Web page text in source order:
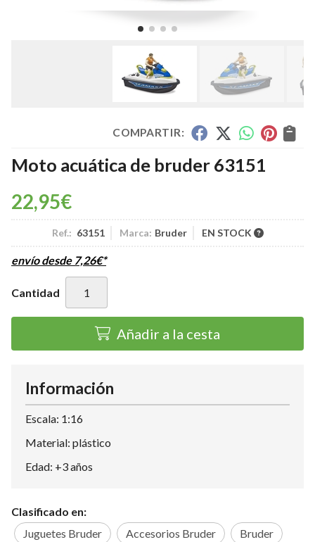
COMPARTIR:
Moto acuática de bruder 63151
22,95€
Ref.: 63151 Marca: Bruder EN STOCK
envío desde 7,26€*
Cantidad
Añadir a la cesta
Información
Escala: 1:16
Material: plástico
Edad: +3 años
Clasificado en:
Juguetes Bruder
Accesorios Bruder Bruder